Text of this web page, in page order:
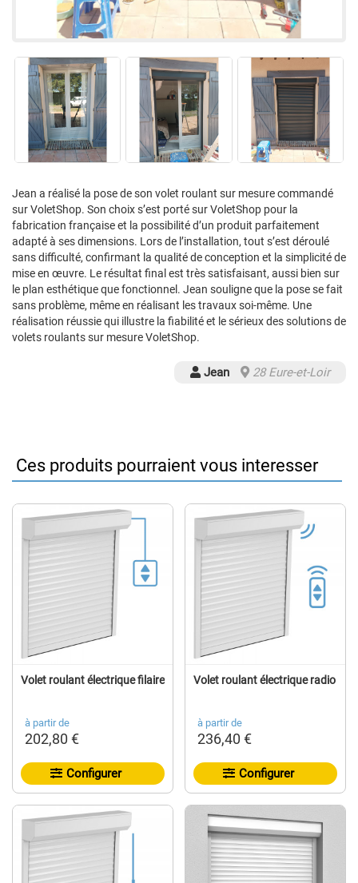
Jean a réalisé la pose de son volet roulant sur mesure commandé
sur VoletShop. Son choix s’est porté sur VoletShop pour la
fabrication française et la possibilité d’un produit parfaitement
adapté à ses dimensions. Lors de l’installation, tout s’est déroulé
sans difficulté, confirmant la qualité de conception et la simplicité de
mise en œuvre. Le résultat final est très satisfaisant, aussi bien sur
le plan esthétique que fonctionnel. Jean souligne que la pose se fait
sans problème, même en réalisant les travaux soi-même. Une
réalisation réussie qui illustre la fiabilité et le sérieux des solutions de
volets roulants sur mesure VoletShop.
Jean 28 Eure-et-Loir
Ces produits pourraient vous interesser
Volet roulant électrique filaire
à partir de
202,80 €
Configurer
Volet roulant électrique radio
à partir de
236,40 €
Configurer